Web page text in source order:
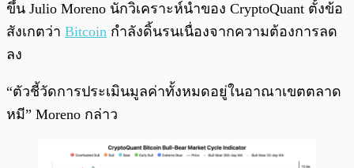
ขึ้น Julio Moreno นักวิเคราะห์นำของ CryptoQuant ตั้งข้อ
สังเกตว่า Bitcoin กำลังดิ้นรนเนื่องจากความต้องการลด
ลง
“ตัวชี้วัดการประเมินมูลค่าทั้งหมดอยู่ในอาณาเขตตลาด
หมี” Moreno กล่าว